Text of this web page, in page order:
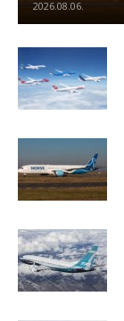
2026.08.06.